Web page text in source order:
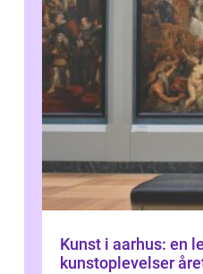
Kunst i aarhus: en
kunstoplevelser